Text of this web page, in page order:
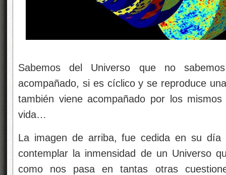
Sabemos del Universo que no
acompañado, si es cíclico y se reproduce
también viene acompañado por los
vida…
La imagen de arriba, fue cedida en su
contemplar la inmensidad de un Universo
como nos pasa en tantas otras